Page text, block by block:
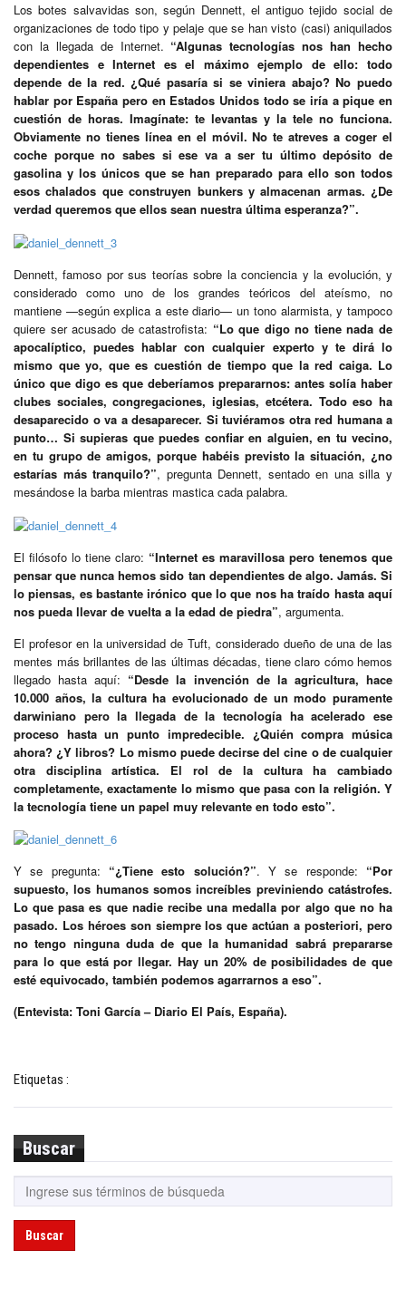
Los botes salvavidas son, según Dennett, el antiguo tejido social de
organizaciones de todo tipo y pelaje que se han visto (casi) aniquilados
con la llegada de Internet. “Algunas tecnologías nos han hecho
dependientes e Internet es el máximo ejemplo de ello: todo
depende de la red. ¿Qué pasaría si se viniera abajo? No puedo
hablar por España pero en Estados Unidos todo se iría a pique en
cuestión de horas. Imagínate: te levantas y la tele no funciona.
Obviamente no tienes línea en el móvil. No te atreves a coger el
coche porque no sabes si ese va a ser tu último depósito de
gasolina y los únicos que se han preparado para ello son todos
esos chalados que construyen bunkers y almacenan armas. ¿De
verdad queremos que ellos sean nuestra última esperanza?”.
Dennett, famoso por sus teorías sobre la conciencia y la evolución, y
considerado como uno de los grandes teóricos del ateísmo, no
mantiene —según explica a este diario— un tono alarmista, y tampoco
quiere ser acusado de catastrofista: “Lo que digo no tiene nada de
apocalíptico, puedes hablar con cualquier experto y te dirá lo
mismo que yo, que es cuestión de tiempo que la red caiga. Lo
único que digo es que deberíamos prepararnos: antes solía haber
clubes sociales, congregaciones, iglesias, etcétera. Todo eso ha
desaparecido o va a desaparecer. Si tuviéramos otra red humana a
punto… Si supieras que puedes confiar en alguien, en tu vecino,
en tu grupo de amigos, porque habéis previsto la situación, ¿no
estarías más tranquilo?”, pregunta Dennett, sentado en una silla y
mesándose la barba mientras mastica cada palabra.
El filósofo lo tiene claro: “Internet es maravillosa pero tenemos que
pensar que nunca hemos sido tan dependientes de algo. Jamás. Si
lo piensas, es bastante irónico que lo que nos ha traído hasta aquí
nos pueda llevar de vuelta a la edad de piedra”, argumenta.
El profesor en la universidad de Tuft, considerado dueño de una de las
mentes más brillantes de las últimas décadas, tiene claro cómo hemos
llegado hasta aquí: “Desde la invención de la agricultura, hace
10.000 años, la cultura ha evolucionado de un modo puramente
darwiniano pero la llegada de la tecnología ha acelerado ese
proceso hasta un punto impredecible. ¿Quién compra música
ahora? ¿Y libros? Lo mismo puede decirse del cine o de cualquier
otra disciplina artística. El rol de la cultura ha cambiado
completamente, exactamente lo mismo que pasa con la religión. Y
la tecnología tiene un papel muy relevante en todo esto”.
Y se pregunta: “¿Tiene esto solución?”. Y se responde: “Por
supuesto, los humanos somos increíbles previniendo catástrofes.
Lo que pasa es que nadie recibe una medalla por algo que no ha
pasado. Los héroes son siempre los que actúan a posteriori, pero
no tengo ninguna duda de que la humanidad sabrá prepararse
para lo que está por llegar. Hay un 20% de posibilidades de que
esté equivocado, también podemos agarrarnos a eso”.
(Entevista: Toni García – Diario El País, España).
Etiquetas :
Buscar
Buscar